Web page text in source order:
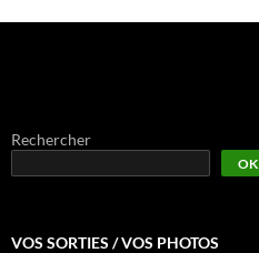
Rechercher
OK
VOS SORTIES / VOS PHOTOS